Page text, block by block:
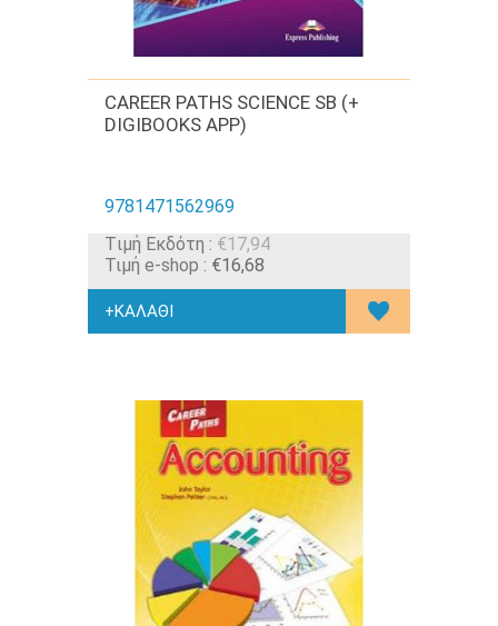
CAREER PATHS SCIENCE SB (+
DIGIBOOKS APP)
9781471562969
Tιμή Εκδότη : €17,94
Τιμή e-shop : €16,68